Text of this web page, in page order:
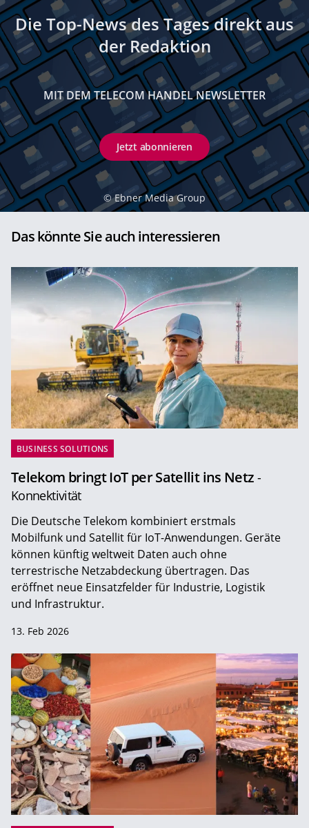
Die Top-News des Tages direkt aus
der Redaktion
MIT DEM TELECOM HANDEL NEWSLETTER
Jetzt abonnieren
© Ebner Media Group
Das könnte Sie auch interessieren
BUSINESS SOLUTIONS
Telekom bringt IoT per Satellit ins Netz -
Konnektivität
Die Deutsche Telekom kombiniert erstmals
Mobilfunk und Satellit für IoT-Anwendungen. Geräte
können künftig weltweit Daten auch ohne
terrestrische Netzabdeckung übertragen. Das
eröffnet neue Einsatzfelder für Industrie, Logistik
und Infrastruktur.
13. Feb 2026